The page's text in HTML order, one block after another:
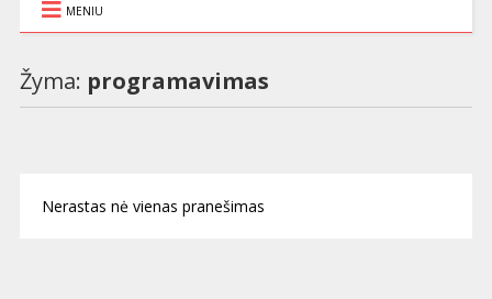
MENIU
Žyma: programavimas
Nerastas nė vienas pranešimas